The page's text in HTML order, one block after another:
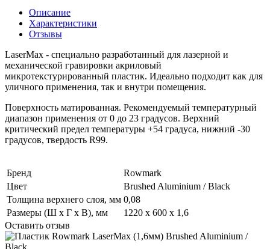
Описание
Характеристики
Отзывы
LaserMax - специально разработанный для лазерной и
механической гравировки акриловый
микротекстурированный пластик. Идеально подходит как для
уличного применения, так и внутри помещения.
Поверхность матированная. Рекомендуемый температурный
диапазон применения от 0 до 23 градусов. Верхний
критический предел температуры +54 градуса, нижний -30
градусов, твердость R99.
Бренд
Rowmark
Цвет
Brushed Aluminium / Black
Толщина верхнего слоя, мм 0,08
Размеры (Ш x Г x В), мм
1220 х 600 х 1,6
Оставить отзыв